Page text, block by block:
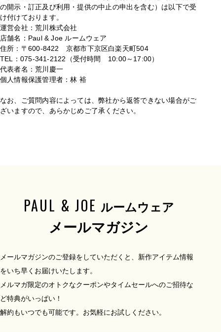
の開示・訂正及び利用・提供の中止の申出を含む）は以下で受
け付けております。
運営会社：荒川株式会社
店舗名：Paul & Joe ルームウェア
住所：〒600-8422 京都市下京区白楽天町504
TEL：075-341-2122（受付時間 10:00～17:00）
代表者名：荒川慶一
個人情報保護管理者：林 裕
なお、ご質問内容によっては、弊社から返答できない場合がご
ざいますので、あらかじめご了承ください。
PAUL & JOE ルームウェア
メールマガジン
メールマガジンのご登録をしていただくと、新作アイテム情報
をいち早くお届けいたします。
メルマガ限定のオトクなクーポンやタイムセールへのご招待な
ど特典がいっぱい！
解約もいつでも可能です。お気軽にお試しください。